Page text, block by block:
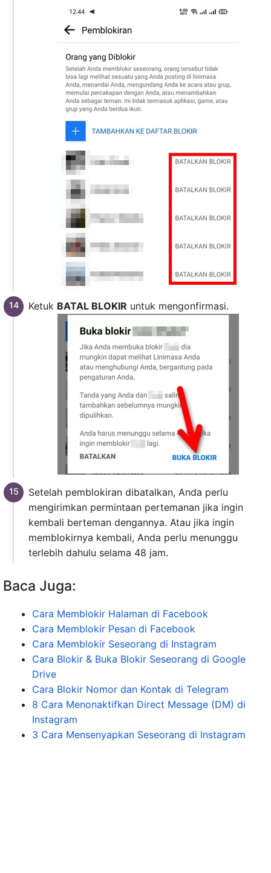
Ketuk BATAL BLOKIR untuk mengonfirmasi.
Setelah pemblokiran dibatalkan, Anda perlu
mengirimkan permintaan pertemanan jika ingin
kembali berteman dengannya. Atau jika ingin
memblokirnya kembali, Anda perlu menunggu
terlebih dahulu selama 48 jam.
Baca Juga:
Cara Memblokir Halaman di Facebook
Cara Memblokir Pesan di Facebook
Cara Memblokir Seseorang di Instagram
Cara Blokir & Buka Blokir Seseorang di Google
Drive
Cara Blokir Nomor dan Kontak di Telegram
8 Cara Menonaktifkan Direct Message (DM) di
Instagram
3 Cara Mensenyapkan Seseorang di Instagram